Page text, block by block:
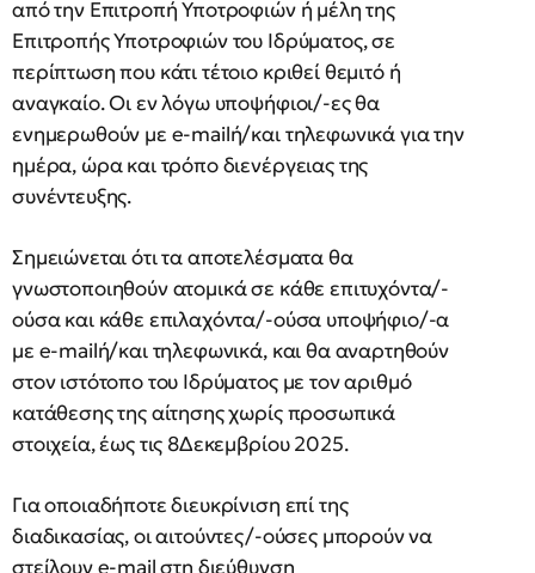
από την Επιτροπή Υποτροφιών ή μέλη της
Επιτροπής Υποτροφιών του Ιδρύματος, σε
περίπτωση που κάτι τέτοιο κριθεί θεμιτό ή
αναγκαίο. Οι εν λόγω υποψήφιοι/-ες θα
ενημερωθούν με e-mailή/και τηλεφωνικά για την
ημέρα, ώρα και τρόπο διενέργειας της
συνέντευξης.
Σημειώνεται ότι τα αποτελέσματα θα
γνωστοποιηθούν ατομικά σε κάθε επιτυχόντα/-
ούσα και κάθε επιλαχόντα/-ούσα υποψήφιο/-α
με e-mailή/και τηλεφωνικά, και θα αναρτηθούν
στον ιστότοπο του Ιδρύματος με τον αριθμό
κατάθεσης της αίτησης χωρίς προσωπικά
στοιχεία, έως τις 8Δεκεμβρίου 2025.
Για οποιαδήποτε διευκρίνιση επί της
διαδικασίας, οι αιτούντες/-ούσες μπορούν να
στείλουν e-mail στη διεύθυνση